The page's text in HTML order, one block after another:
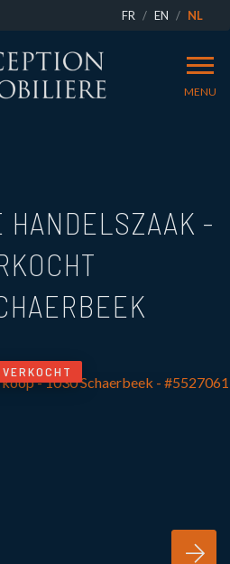
FR EN NL
MENU
HANDELSZAAK -
VERKOCHT